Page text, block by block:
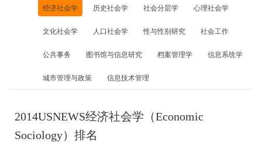
经济社会学 历史社会学 社会分层学 心理社会学
文化社会学 人口社会学 性与性别研究 社会工作
公共事务 图书馆与信息研究 档案管理学 信息系统学
城市管理与政策 信息技术管理
2014USNEWS经济社会学（Economic
Sociology）排名